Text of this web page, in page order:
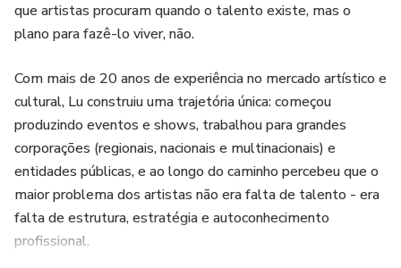
- Saberá como gerir o seu eu S/A;
- Você finalmente terá um de carreira para chamar de sua.
FAQ:
Quantas vezes posso assistir às aulas?
As visualizações são ilimitadas, mas monitoramos
que artistas procuram quando o talento existe, mas o
plano para fazê-lo viver, não.
Com mais de 20 anos de experiência no mercado artístico e
cultural, Lu construiu uma trajetória única: começou
produzindo eventos e shows, trabalhou para grandes
corporações (regionais, nacionais e multinacionais) e
entidades públicas, e ao longo do caminho percebeu que o
maior problema dos artistas não era falta de talento - era
falta de estrutura, estratégia e autoconhecimento
profissional.